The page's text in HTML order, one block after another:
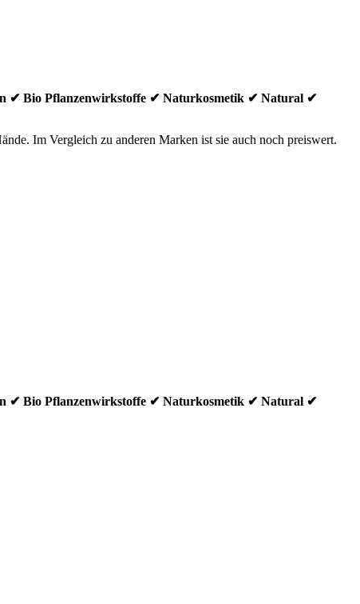
✔ Bio Pflanzenwirkstoffe ✔ Naturkosmetik ✔ Natural ✔
Im Vergleich zu anderen Marken ist sie auch noch preiswert.
✔ Bio Pflanzenwirkstoffe ✔ Naturkosmetik ✔ Natural ✔